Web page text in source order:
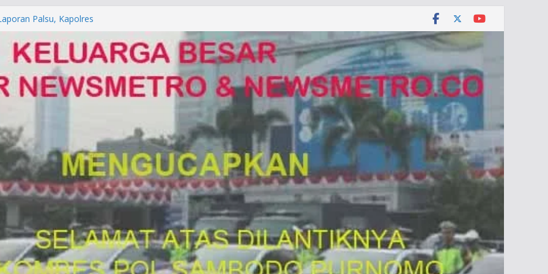
ke Mabes Polri
Palsu, Kapolres
PUNGLI SIM
Alam di Jawa Barat yang
KUHAP Baru 2026, Tegaskan
Dipidana
DENPASAR DAN
POLDA BALI DIDUGA